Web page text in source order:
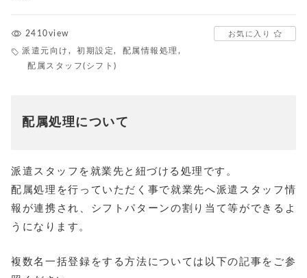
2410view
派遣元向け , 初期設定, 配属情報処理 ,
配属スタッフ(シフト)
お気に入り
配属処理について
派遣スタッフを就業先と紐づける処理です。
配属処理を行っていただく事で就業先へ派遣スタッフ情
報が連携され、シフトパターンの割り当て等ができるよ
うになります。
複数名一括登録をする方法については以下の記事をご参